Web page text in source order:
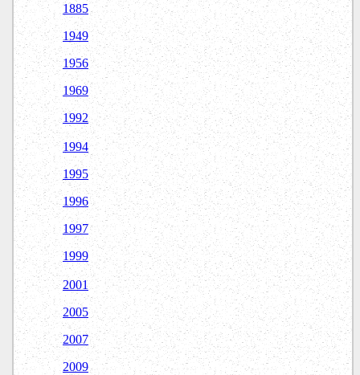
1885
1949
1956
1969
1992
1994
1995
1996
1997
1999
2001
2005
2007
2009